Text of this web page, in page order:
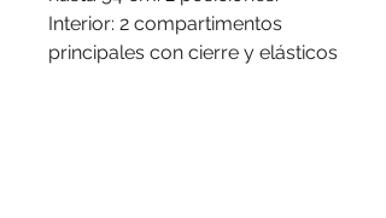
Interior: 2 compartimentos
principales con cierre y elásticos